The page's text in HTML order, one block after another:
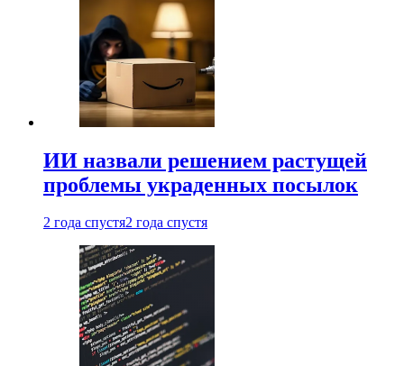
ИИ назвали решением растущей
проблемы украденных посылок
2 года спустя2 года спустя